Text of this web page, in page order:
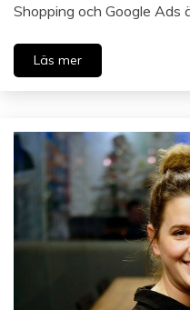
Shopping och Google Ads
Läs mer